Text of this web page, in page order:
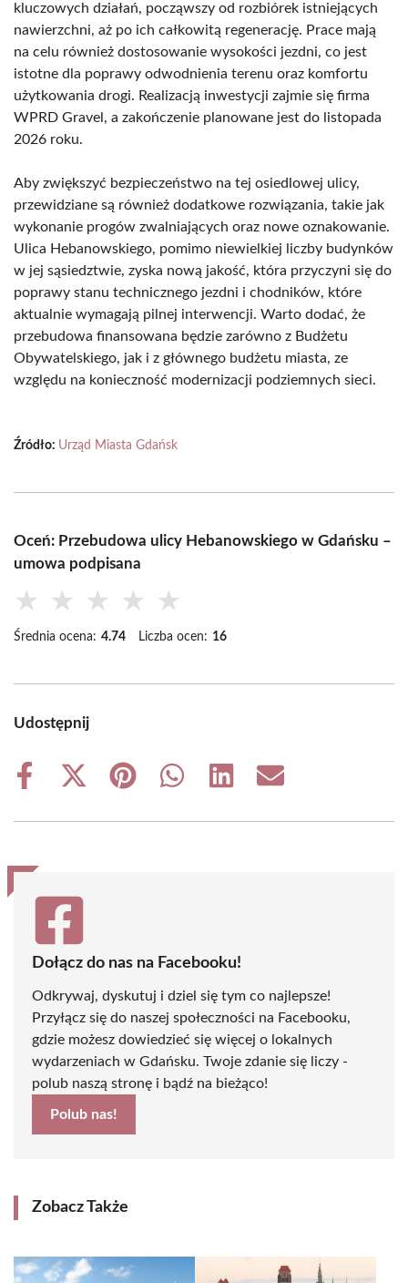
kluczowych działań, począwszy od rozbiórek istniejących
nawierzchni, aż po ich całkowitą regenerację. Prace mają
na celu również dostosowanie wysokości jezdni, co jest
istotne dla poprawy odwodnienia terenu oraz komfortu
użytkowania drogi. Realizacją inwestycji zajmie się firma
WPRD Gravel, a zakończenie planowane jest do listopada
2026 roku.
Aby zwiększyć bezpieczeństwo na tej osiedlowej ulicy,
przewidziane są również dodatkowe rozwiązania, takie jak
wykonanie progów zwalniających oraz nowe oznakowanie.
Ulica Hebanowskiego, pomimo niewielkiej liczby budynków
w jej sąsiedztwie, zyska nową jakość, która przyczyni się do
poprawy stanu technicznego jezdni i chodników, które
aktualnie wymagają pilnej interwencji. Warto dodać, że
przebudowa finansowana będzie zarówno z Budżetu
Obywatelskiego, jak i z głównego budżetu miasta, ze
względu na konieczność modernizacji podziemnych sieci.
Źródło: Urząd Miasta Gdańsk
Oceń: Przebudowa ulicy Hebanowskiego w Gdańsku –
umowa podpisana
★ ★ ★ ★ ★
Średnia ocena: 4.74 Liczba ocen: 16
Udostępnij
Share
Share
(Twitter)
Share
Share
Share
Share
Dołącz do nas na Facebooku!
Odkrywaj, dyskutuj i dziel się tym co najlepsze!
Przyłącz się do naszej społeczności na Facebooku,
gdzie możesz dowiedzieć się więcej o lokalnych
wydarzeniach w Gdańsku. Twoje zdanie się liczy -
polub naszą stronę i bądź na bieżąco!
Polub nas!
Zobacz Także